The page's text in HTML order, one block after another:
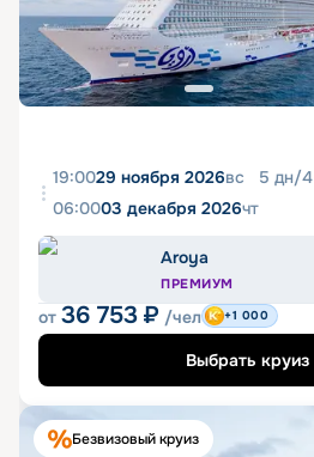
19:0029 ноября 2026вс 5 дн/4
06:0003 декабря 2026чт
Aroya
ПРЕМИУМ
от 36 753 ₽ /чел +1 000
Выбрать круиз
Безвизовый круиз